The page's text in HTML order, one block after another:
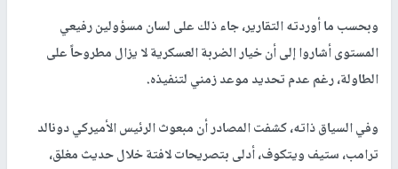
وبحسب ما أوردته التقارير، جاء ذلك على لسان مسؤولين رفيعي
المستوى أشاروا إلى أن خيار الضربة العسكرية لا يزال مطروحاً على
الطاولة، رغم عدم تحديد موعد زمني لتنفيذه.
وفي السياق ذاته، كشفت المصادر أن مبعوث الرئيس الأميركي دونالد
ترامب، ستيف ويتكوف، أدلى بتصريحات لافتة خلال حديث مغلق،